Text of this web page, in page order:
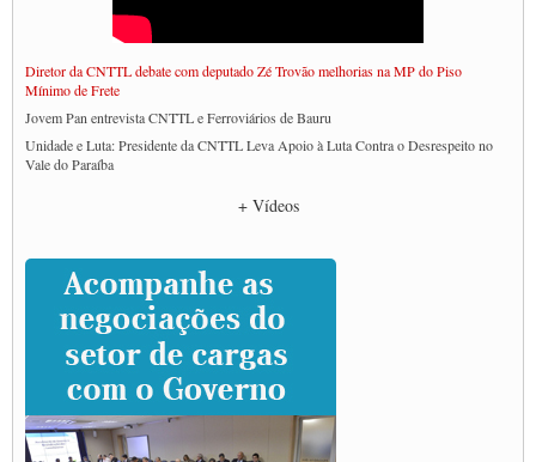
Diretor da CNTTL debate com deputado Zé Trovão melhorias na MP do Piso
Mínimo de Frete
Jovem Pan entrevista CNTTL e Ferroviários de Bauru
Unidade e Luta: Presidente da CNTTL Leva Apoio à Luta Contra o Desrespeito no
Vale do Paraíba
Caminhoneiros prometem paralisação e cobram diálogo com Lula
CNTTL e lideranças de caminhoneiros participam de debate sobre saúde nas
rodovias
Paulinho e Litti debatem política global para transporte rodoviário de cargas na
SUTCRA no Uruguai
Grande Conquista da Categoria transporte de Cargas e Caminhoneiros Autonomos
ENCONTRO INTERNACIONAL EM APOIO A CLASSE TRABALHADORA
DO BRASIL E A ELEIÇÃO 2022
+ Vídeos